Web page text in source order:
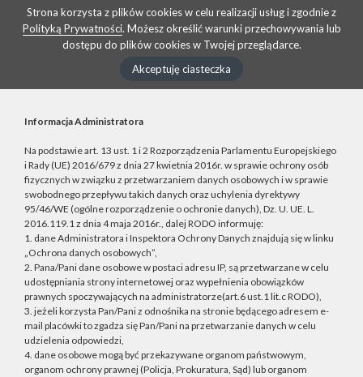
Strona korzysta z plików cookies w celu realizacji usług i zgodnie z
Polityką Prywatności. Możesz określić warunki przechowywania lub
dostępu do plików cookies w Twojej przeglądarce.
Akceptuję ciasteczka
Informacja Administratora
Na podstawie art. 13 ust. 1 i 2 Rozporządzenia Parlamentu Europejskiego
i Rady (UE) 2016/679 z dnia 27 kwietnia 2016r. w sprawie ochrony osób
fizycznych w związku z przetwarzaniem danych osobowych i w sprawie
swobodnego przepływu takich danych oraz uchylenia dyrektywy
95/46/WE (ogólne rozporządzenie o ochronie danych), Dz. U. UE. L.
2016.119.1 z dnia 4 maja 2016r., dalej RODO informuję:
1. dane Administratora i Inspektora Ochrony Danych znajdują się w linku
„Ochrona danych osobowych”,
2. Pana/Pani dane osobowe w postaci adresu IP, są przetwarzane w celu
udostępniania strony internetowej oraz wypełnienia obowiązków
prawnych spoczywających na administratorze(art.6 ust.1 lit.c RODO),
3. jeżeli korzysta Pan/Pani z odnośnika na stronie będącego adresem e-
mail placówki to zgadza się Pan/Pani na przetwarzanie danych w celu
udzielenia odpowiedzi,
4. dane osobowe mogą być przekazywane organom państwowym,
organom ochrony prawnej (Policja, Prokuratura, Sąd) lub organom